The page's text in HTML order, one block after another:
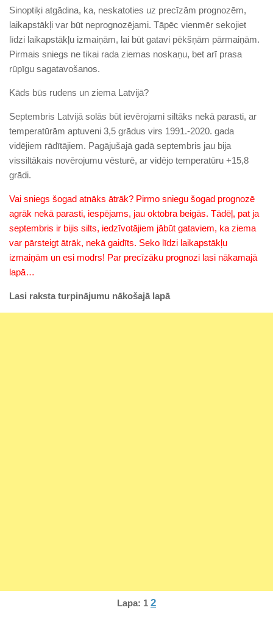
Sinoptiķi atgādina, ka, neskatoties uz precīzām prognozēm,
laikapstākļi var būt neprognozējami. Tāpēc vienmēr sekojiet
līdzi laikapstākļu izmaiņām, lai būt gatavi pēkšņām pārmaiņām.
Pirmais sniegs ne tikai rada ziemas noskaņu, bet arī prasa
rūpīgu sagatavošanos.
Kāds būs rudens un ziema Latvijā?
Septembris Latvijā solās būt ievērojami siltāks nekā parasti, ar
temperatūrām aptuveni 3,5 grādus virs 1991.-2020. gada
vidējiem rādītājiem. Pagājušajā gadā septembris jau bija
vissiltākais novērojumu vēsturē, ar vidējo temperatūru +15,8
grādi.
Vai sniegs šogad atnāks ātrāk? Pirmo sniegu šogad prognozē
agrāk nekā parasti, iespējams, jau oktobra beigās. Tādēļ, pat ja
septembris ir bijis silts, iedzīvotājiem jābūt gataviem, ka ziema
var pārsteigt ātrāk, nekā gaidīts. Seko līdzi laikapstākļu
izmaiņām un esi modrs! Par precīzāku prognozi lasi nākamajā
lapā…
Lasi raksta turpinājumu nākošajā lapā
Lapa: 1 2